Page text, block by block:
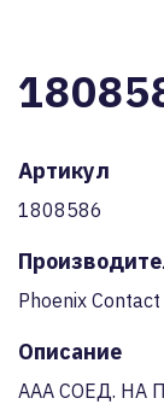
Артикул
1808586
Phoenix Contact
Описание
AAA СОЕД. НА